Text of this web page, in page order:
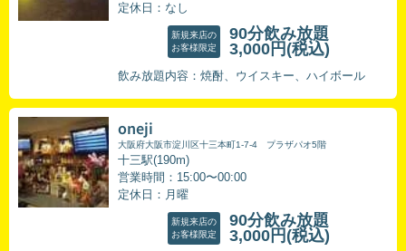
定休日：なし
新規来店の
お客様限定
90分飲み放題
3,000円 (税込)
飲み放題内容：焼酎、ウイスキー、ハイボール
oneji
大阪府大阪市淀川区十三本町1-7-4 プラザパオ5階
十三駅(190m)
営業時間：15:00〜00:00
定休日：月曜
新規来店の
お客様限定
90分飲み放題
3,000円 (税込)